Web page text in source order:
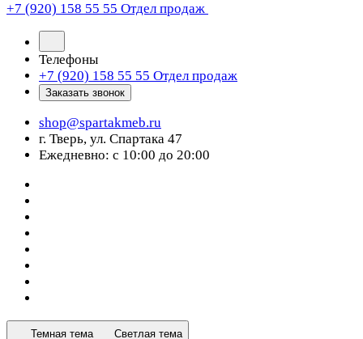
+7 (920) 158 55 55 Отдел продаж
Телефоны
+7 (920) 158 55 55 Отдел продаж
Заказать звонок
shop@spartakmeb.ru
г. Тверь, ул. Спартака 47
Ежедневно: с 10:00 до 20:00
Темная тема Светлая тема